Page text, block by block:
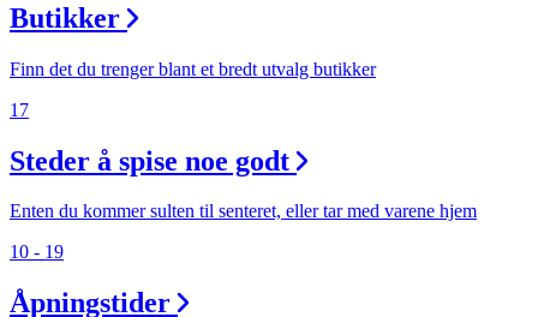
Butikker
Finn det du trenger blant et bredt utvalg butikker
17
Steder å spise noe godt
Enten du kommer sulten til senteret, eller tar med varene hjem
10 - 19
Åpningstider